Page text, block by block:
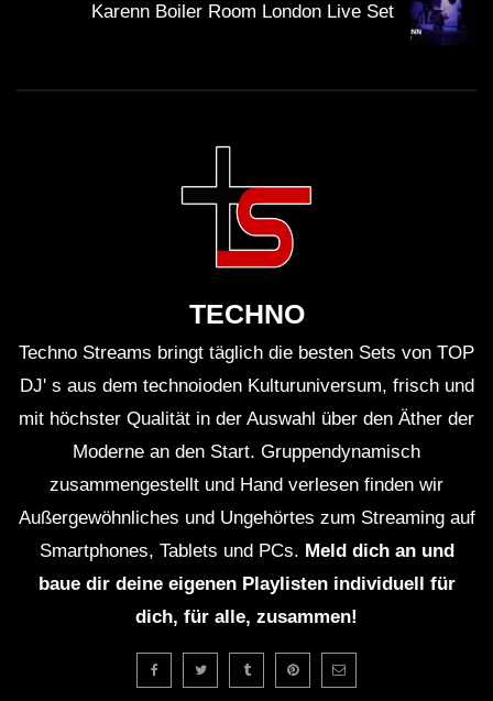
Karenn Boiler Room London Live Set
TECHNO
Techno Streams bringt täglich die besten Sets von TOP
DJ' s aus dem technoioden Kulturuniversum, frisch und
mit höchster Qualität in der Auswahl über den Äther der
Moderne an den Start. Gruppendynamisch
zusammengestellt und Hand verlesen finden wir
Außergewöhnliches und Ungehörtes zum Streaming auf
Smartphones, Tablets und PCs. Meld dich an und
baue dir deine eigenen Playlisten individuell für
dich, für alle, zusammen!